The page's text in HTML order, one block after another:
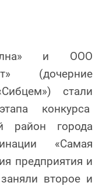
и ООО
(дочерние
стали
конкурса
район города
«Самая
предприятия и
второе и